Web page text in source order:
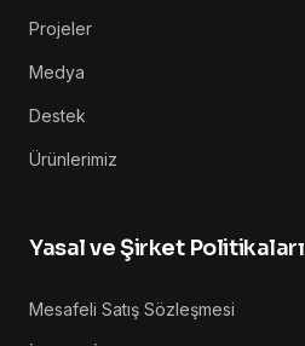
Projeler
Medya
Destek
Ürünlerimiz
Yasal ve Şirket Politikaları
Mesafeli Satış Sözleşmesi